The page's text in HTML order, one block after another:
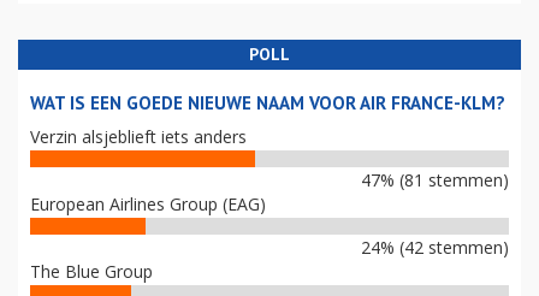
POLL
WAT IS EEN GOEDE NIEUWE NAAM VOOR AIR FRANCE-KLM?
Verzin alsjeblieft iets anders
47% (81 stemmen)
European Airlines Group (EAG)
24% (42 stemmen)
The Blue Group